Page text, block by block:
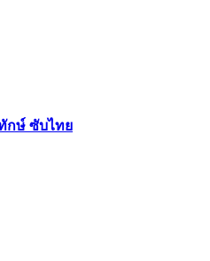
กษ์ ซับไทย